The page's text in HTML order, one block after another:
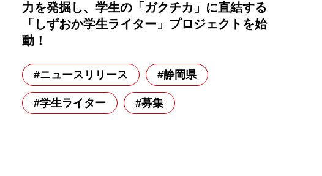
力を発掘し、学生の「ガクチカ」に直結する
「しずおか学生ライター」プロジェクトを始
動！
#ニュースリリース #静岡県
#学生ライター #募集